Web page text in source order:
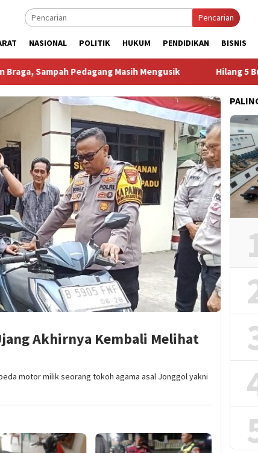
Pencarian
NASIONAL POLITIK HUKUM PENDIDIKAN BISNIS
Masih Mengusik Hilang 5 Bulan, Ustadz
Akhirnya Kembali Melihat
motor milik seorang tokoh agama asal Jonggol yakni